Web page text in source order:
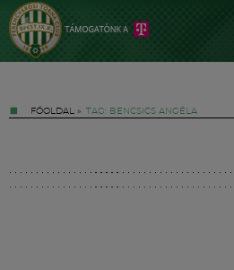
FŐOLDAL » TAG: BENCSICS ANGÉLA